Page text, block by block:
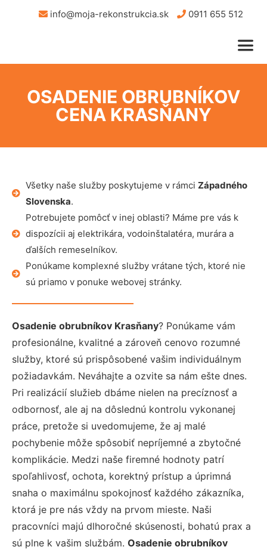
info@moja-rekonstrukcia.sk 0911 655 512
OSADENIE OBRUBNÍKOV
CENA KRASŇANY
Všetky naše služby poskytujeme v rámci Západného
Slovenska.
Potrebujete pomôcť v inej oblasti? Máme pre vás k
dispozícii aj elektrikára, vodoinštalatéra, murára a
ďalších remeselníkov.
Ponúkame komplexné služby vrátane tých, ktoré nie
sú priamo v ponuke webovej stránky.
Osadenie obrubníkov Krasňany? Ponúkame vám
profesionálne, kvalitné a zároveň cenovo rozumné
služby, ktoré sú prispôsobené vašim individuálnym
požiadavkám. Neváhajte a ozvite sa nám ešte dnes.
Pri realizácií služieb dbáme nielen na precíznosť a
odbornosť, ale aj na dôslednú kontrolu vykonanej
práce, pretože si uvedomujeme, že aj malé
pochybenie môže spôsobiť nepríjemné a zbytočné
komplikácie. Medzi naše firemné hodnoty patrí
spoľahlivosť, ochota, korektný prístup a úprimná
snaha o maximálnu spokojnosť každého zákazníka,
ktorá je pre nás vždy na prvom mieste. Naši
pracovníci majú dlhoročné skúsenosti, bohatú prax a
sú plne k vašim službám. Osadenie obrubníkov